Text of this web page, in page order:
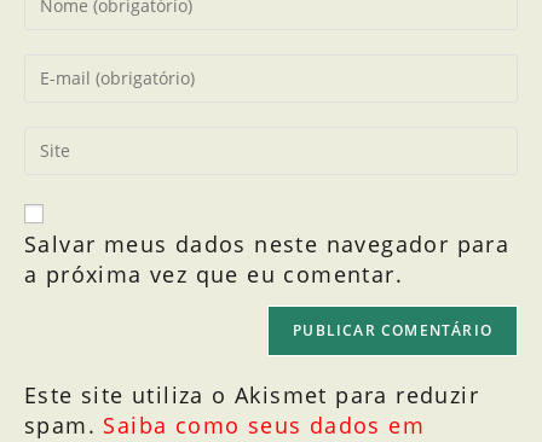
Salvar meus dados neste navegador para
a próxima vez que eu comentar.
Este site utiliza o Akismet para reduzir
spam. Saiba como seus dados em